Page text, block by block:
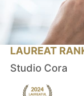
LAUREAT
Studio Cora